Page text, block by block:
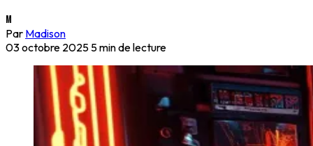
M
Par Madison
03 octobre 2025 5 min de lecture